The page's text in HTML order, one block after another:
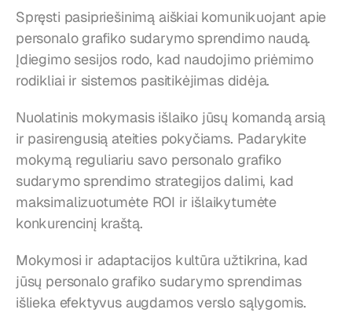
Spręsti pasipriešinimą aiškiai komunikuojant apie
personalo grafiko sudarymo sprendimo naudą.
Įdiegimo sesijos rodo, kad naudojimo priėmimo
rodikliai ir sistemos pasitikėjimas didėja.
Nuolatinis mokymasis išlaiko jūsų komandą arsią
ir pasirengusią ateities pokyčiams. Padarykite
mokymą reguliariu savo personalo grafiko
sudarymo sprendimo strategijos dalimi, kad
maksimalizuotumėte ROI ir išlaikytumėte
konkurencinį kraštą.
Mokymosi ir adaptacijos kultūra užtikrina, kad
jūsų personalo grafiko sudarymo sprendimas
išlieka efektyvus augdamos verslo sąlygomis.